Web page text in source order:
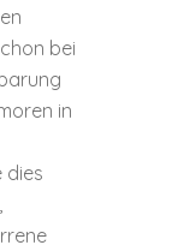
bei
in
dies